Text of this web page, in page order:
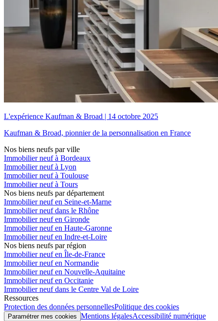
L'expérience Kaufman & Broad | 14 octobre 2025
Kaufman & Broad, pionnier de la personnalisation en France
Nos biens neufs par ville
Immobilier neuf à Bordeaux
Immobilier neuf à Lyon
Immobilier neuf à Toulouse
Immobilier neuf à Tours
Nos biens neufs par département
Immobilier neuf en Seine-et-Marne
Immobilier neuf dans le Rhône
Immobilier neuf en Gironde
Immobilier neuf en Haute-Garonne
Immobilier neuf en Indre-et-Loire
Nos biens neufs par région
Immobilier neuf en Île-de-France
Immobilier neuf en Normandie
Immobilier neuf en Nouvelle-Aquitaine
Immobilier neuf en Occitanie
Immobilier neuf dans le Centre Val de Loire
Ressources
Protection des données personnellesPolitique des cookies
Paramétrer mes cookies Mentions légalesAccessibilité numérique